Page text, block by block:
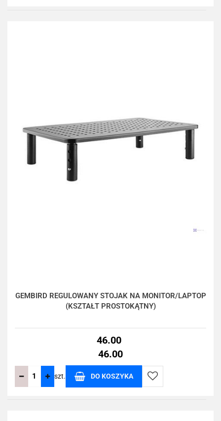
Do
GEMBIRD REGULOWANY STOJAK NA MONITOR/LAPTOP
(KSZTAŁT PROSTOKĄTNY)
46.00
46.00
szt. DO KOSZYKA
Do